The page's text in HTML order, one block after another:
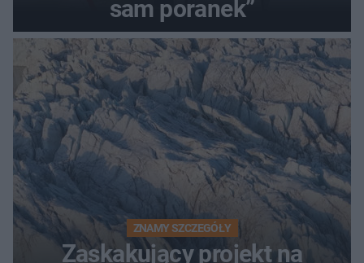
sam poranek”
ZNAMY SZCZEGÓŁY
Zaskakujący projekt na